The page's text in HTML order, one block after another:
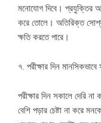
মনোযোগ দিবে। প্রযুক্তির
করে তোলে। অতিরিক্ত
ক্ষতি করতে পারে।
৭. পরীক্ষার দিন
পরীক্ষার দিন সকালে দেরি
বেশি পড়ার চেষ্টা না করে